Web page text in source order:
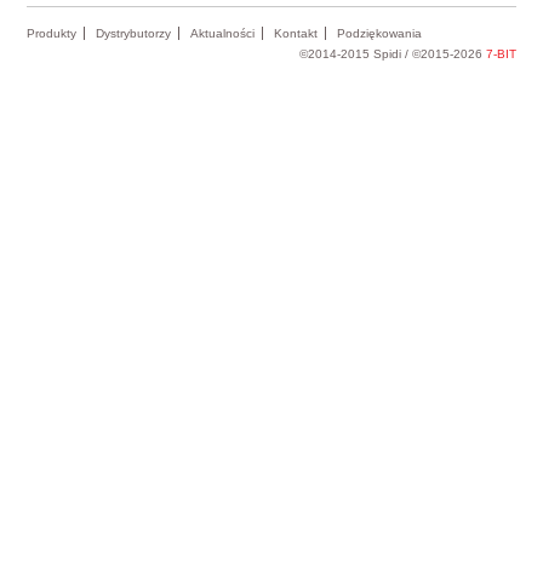
Produkty Dystrybutorzy Aktualności Kontakt
Podziękowania
©2014-2015 Spidi / ©2015-2026 7-BIT